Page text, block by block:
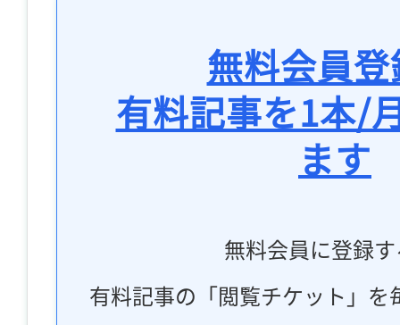
無料会員
有料記事を1本/
ます
無料会員に登録
有料記事の「閲覧チケット」